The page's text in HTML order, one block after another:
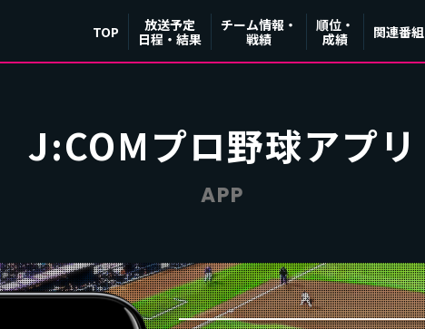
TOP
放送予定
日程・結果
チーム情報・
戦績
順位・
成績
関連番組
J:COMプロ野球アプリ
APP